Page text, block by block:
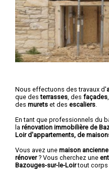
Nous effectuons des travaux d'
que desterrasses , des façades
des murets et des escaliers
En tant que professionnels du
la rénovation immobilière de
Loir d'appartements, de
Vous avez une maison
rénover? Vous cherchez une
Bazouges-sur-le-Loirtout corps